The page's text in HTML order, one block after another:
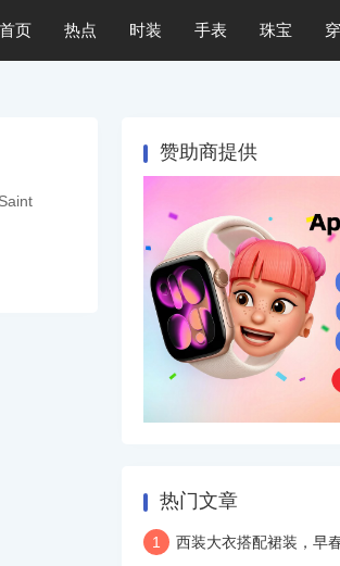
首页 热点 时装 手表 珠宝
赞助商提供
热门文章
1 西装大衣搭配裙装，早